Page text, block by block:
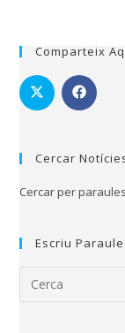
Comparteix
Cercar
Cercar per
Escriu